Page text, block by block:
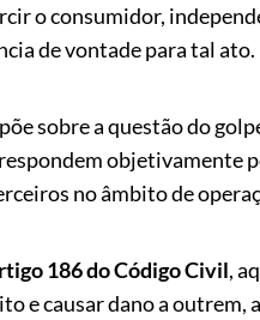
o consumidor,
de vontade para tal ato.
sobre a questão do
objetivamente
no âmbito de
186 do Código Civil,
e causar dano a